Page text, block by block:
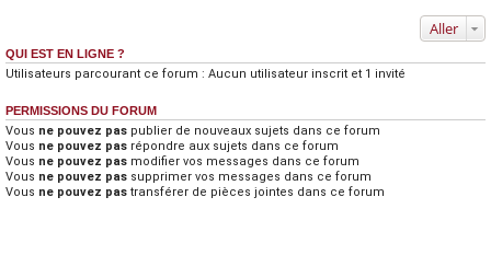
Aller
QUI EST EN LIGNE ?
Utilisateurs parcourant ce forum : Aucun utilisateur inscrit et 1 invité
PERMISSIONS DU FORUM
Vous ne pouvez pas publier de nouveaux sujets dans ce forum
Vous ne pouvez pas répondre aux sujets dans ce forum
Vous ne pouvez pas modifier vos messages dans ce forum
Vous ne pouvez pas supprimer vos messages dans ce forum
Vous ne pouvez pas transférer de pièces jointes dans ce forum